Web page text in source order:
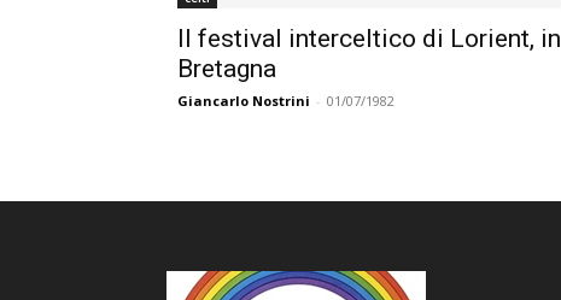
Il festival interceltico di Lorient, in
Bretagna
Giancarlo Nostrini - 01/07/1982